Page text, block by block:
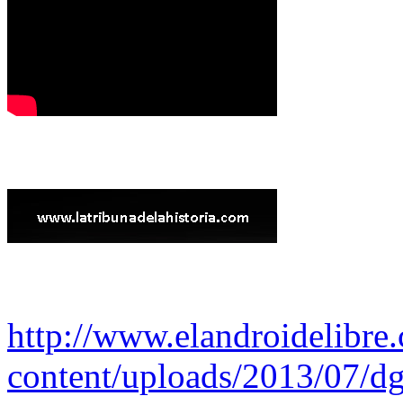
http://
content/uploads/2013/07/